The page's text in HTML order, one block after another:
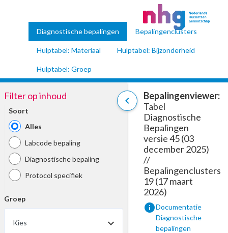
Diagnostische bepalingen Bepalingenclusters
Hulptabel: Materiaal Hulptabel: Bijzonderheid
Hulptabel: Groep
chevron_left
Filter op inhoud
Soort
Alles
Labcode bepaling
Diagnostische bepaling
Protocol specifiek
Groep
Kies
Bepalingenviewer:
Tabel
Diagnostische
Bepalingen
versie 45 (03
december 2025)
//
Bepalingenclusters
19 (17 maart
2026)
infoDocumentatie
Diagnostische
bepalingen